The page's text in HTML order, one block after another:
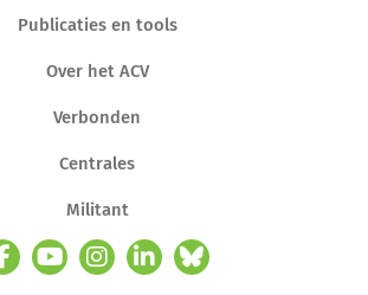
Publicaties en tools
Over het ACV
Verbonden
Centrales
Militant